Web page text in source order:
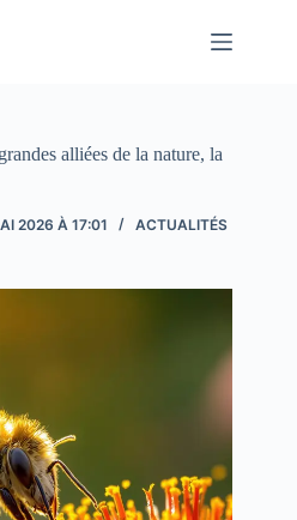
alliées de la nature, la
2026 À 17:01 ACTUALITÉS